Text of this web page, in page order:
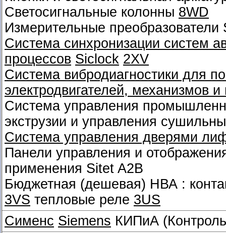
Светосигнальные колонны 8WD
Измерительные преобразователи
Система синхронизации систем
процессов Siclock 2XV
Система вибродиагностики для
электродвигателей, механизмов
Система управления
экструзии и управления
Система управления дверями
Панели управления и
применения Sitet A2B
Бюджетная (дешевая) НВА :
3VS тепловые реле 3US
Сименс Siemens КИПиА